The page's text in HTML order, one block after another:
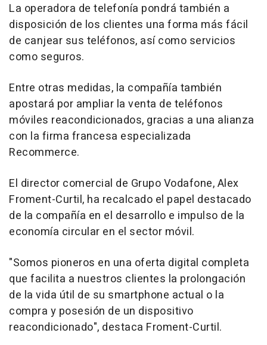
La operadora de telefonía pondrá también a
disposición de los clientes una forma más fácil
de canjear sus teléfonos, así como servicios
como seguros.
Entre otras medidas, la compañía también
apostará por ampliar la venta de teléfonos
móviles reacondicionados, gracias a una alianza
con la firma francesa especializada
Recommerce.
El director comercial de Grupo Vodafone, Alex
Froment-Curtil, ha recalcado el papel destacado
de la compañía en el desarrollo e impulso de la
economía circular en el sector móvil.
"Somos pioneros en una oferta digital completa
que facilita a nuestros clientes la prolongación
de la vida útil de su smartphone actual o la
compra y posesión de un dispositivo
reacondicionado", destaca Froment-Curtil.